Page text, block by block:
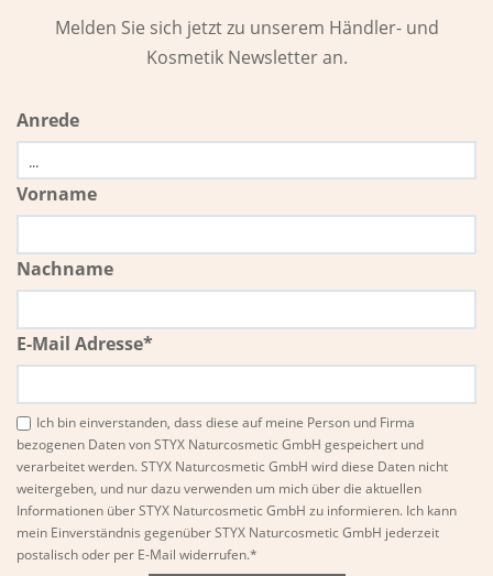
Melden Sie sich jetzt zu unserem Händler- und
Kosmetik Newsletter an.
Anrede
Vorname
Nachname
E-Mail Adresse*
Ich bin einverstanden, dass diese auf meine Person und Firma
bezogenen Daten von STYX Naturcosmetic GmbH gespeichert und
verarbeitet werden. STYX Naturcosmetic GmbH wird diese Daten nicht
weitergeben, und nur dazu verwenden um mich über die aktuellen
Informationen über STYX Naturcosmetic GmbH zu informieren. Ich kann
mein Einverständnis gegenüber STYX Naturcosmetic GmbH jederzeit
postalisch oder per E-Mail widerrufen.*